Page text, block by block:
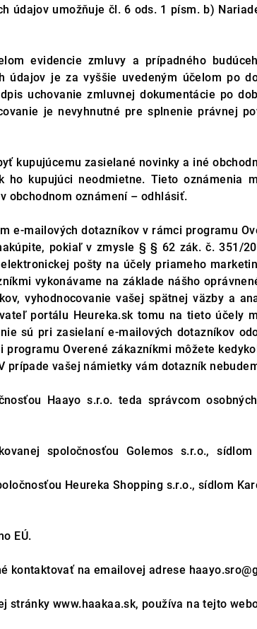
údajov umožňuje čl. 6 ods. 1 písm. b)
evidencie zmluvy a prípadného
údajov je za vyššie uvedeným účelom po d
uchovanie zmluvnej dokumentácie po
je nevyhnutné pre splnenie právnej
kupujúcemu zasielané novinky a iné
kupujúci neodmietne. Tieto oznámenia
obchodnom oznámení – odhlásiť.
e-mailových dotazníkov v rámci programu
pokiaľ v zmysle § § 62 zák. č. 351/
pošty na účely priameho
vykonávame na základe nášho
vyhodnocovanie vašej spätnej väzby a
portálu Heureka.sk tomu na tieto účely
sú pri zasielaní e-mailových dotazníkov
Overené zákazníkmi môžete
prípade vašej námietky vám dotazník
Haayo s.r.o. teda správcom
spoločnosťou Golemos s.r.o.,
Heureka Shopping s.r.o., sídlom
EÚ.
kontaktovať na emailovej adrese
stránky www.haakaa.sk, používa na tejto